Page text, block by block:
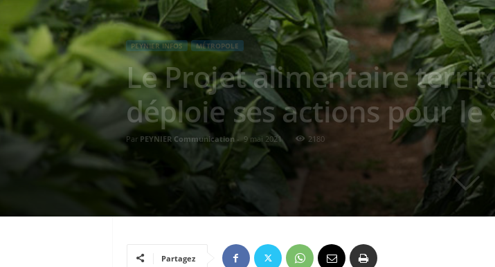
PEYNIER INFOS MÉTROPOLE
Le Projet alimentaire
déploie ses actions pour le
Par PEYNIER Communication - 9 mai 2021 2180
Partagez